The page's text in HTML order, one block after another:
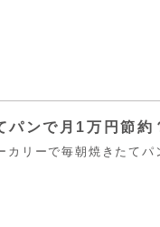
パンで月1万円節約
リーで毎朝焼きたてパ